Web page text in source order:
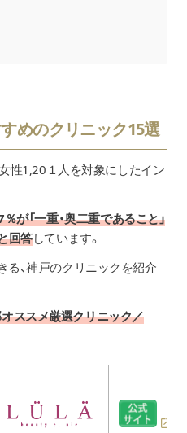
すめのクリニック15選
性1,20１人を対象にしたイン
％が「一重・奥二重であること」
回答しています。
、神戸のクリニックを紹介
ススメ厳選クリニック／